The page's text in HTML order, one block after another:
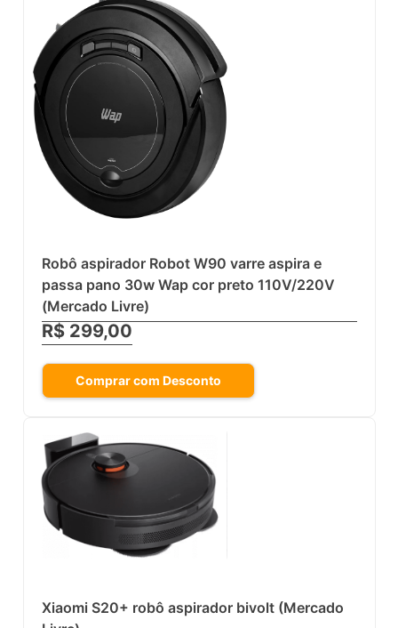
Robô aspirador Robot W90 varre aspira e
passa pano 30w Wap cor preto 110V/220V
(Mercado Livre)
R$ 299,00
Comprar com Desconto
Xiaomi S20+ robô aspirador bivolt (Mercado